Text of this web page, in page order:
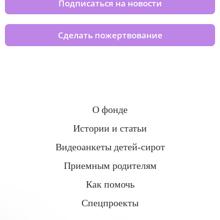
Подписаться на новости
Сделать пожертвование
О фонде
Истории и статьи
Видеоанкеты детей-сирот
Приемным родителям
Как помочь
Спецпроекты